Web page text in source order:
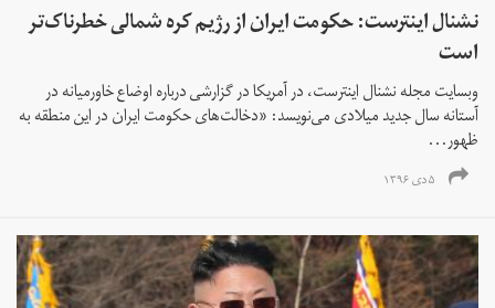
نشنال اینترست: حکومت ایران از رژیم کره شمالی خطرناک‌تر
است
وبسایت مجله نشنال اینترست، در آمریکا در گزارشی درباره اوضاع خاورمیانه در
آستانه سال جدید میلادی می‌نویسد: «دخالت‌های حکومت ایران در این منطقه به
ظهور...
۵ دی ۱۳۹۶